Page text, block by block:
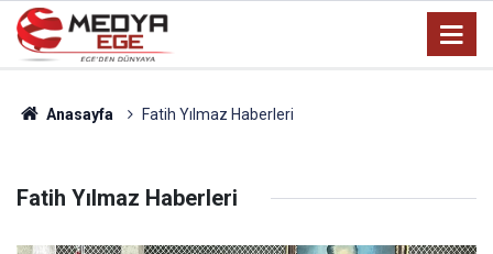
Anasayfa Fatih Yılmaz Haberleri
Fatih Yılmaz Haberleri